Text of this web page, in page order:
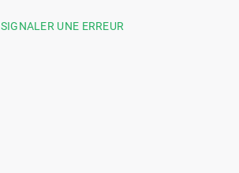
SIGNALER UNE ERREUR